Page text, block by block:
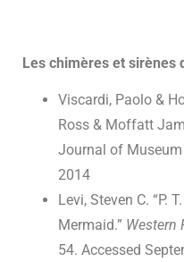
Les chimères et sirènes
Viscardi, Paolo &
Ross & Moffatt
Journal of Museum
2014
Levi, Steven C. “P.
Mermaid.” Western
54. Accessed